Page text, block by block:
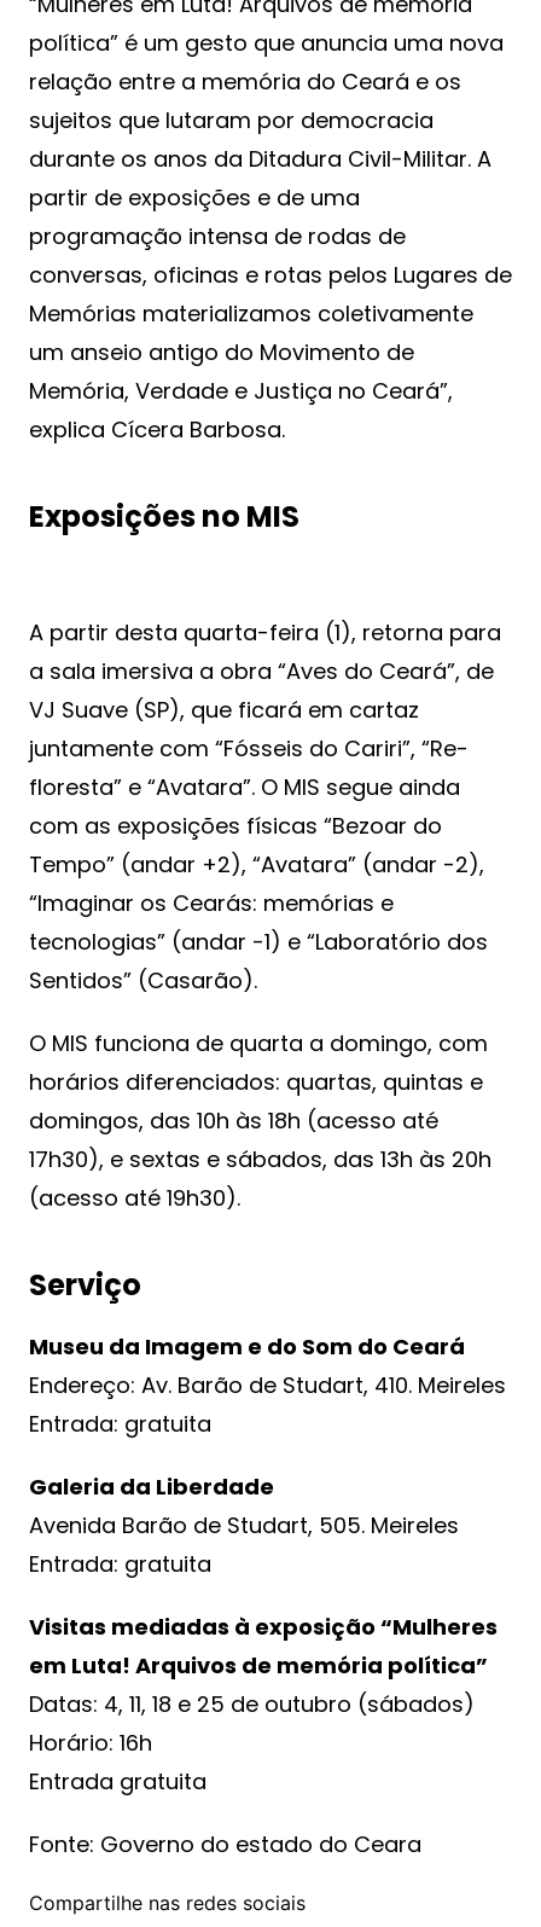
política” é um gesto que anuncia uma nova
relação entre a memória do Ceará e os
sujeitos que lutaram por democracia
durante os anos da Ditadura Civil-Militar. A
partir de exposições e de uma
programação intensa de rodas de
conversas, oficinas e rotas pelos Lugares de
Memórias materializamos coletivamente
um anseio antigo do Movimento de
Memória, Verdade e Justiça no Ceará”,
explica Cícera Barbosa.
Exposições no MIS
A partir desta quarta-feira (1), retorna para
a sala imersiva a obra “Aves do Ceará”, de
VJ Suave (SP), que ficará em cartaz
juntamente com “Fósseis do Cariri”, “Re-
floresta” e “Avatara”. O MIS segue ainda
com as exposições físicas “Bezoar do
Tempo” (andar +2), “Avatara” (andar -2),
“Imaginar os Cearás: memórias e
tecnologias” (andar -1) e “Laboratório dos
Sentidos” (Casarão).
O MIS funciona de quarta a domingo, com
horários diferenciados: quartas, quintas e
domingos, das 10h às 18h (acesso até
17h30), e sextas e sábados, das 13h às 20h
(acesso até 19h30).
Serviço
Museu da Imagem e do Som do Ceará
Endereço: Av. Barão de Studart, 410. Meireles
Entrada: gratuita
Galeria da Liberdade
Avenida Barão de Studart, 505. Meireles
Entrada: gratuita
Visitas mediadas à exposição “Mulheres
em Luta! Arquivos de memória política”
Datas: 4, 11, 18 e 25 de outubro (sábados)
Horário: 16h
Entrada gratuita
Fonte: Governo do estado do Ceara
Compartilhe nas redes sociais